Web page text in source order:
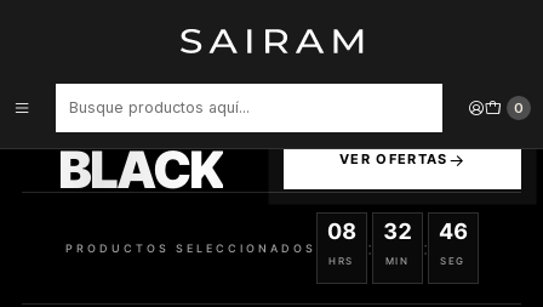
0
PERFUME ACQUA DI GIO PARFUM HOMBRE PARFUM 100 ML / 15 ML
BLACK VER OFERTAS
PRODUCTOS SELECCIONADOS
08
HRS
:
32
MIN
:
46
SEG